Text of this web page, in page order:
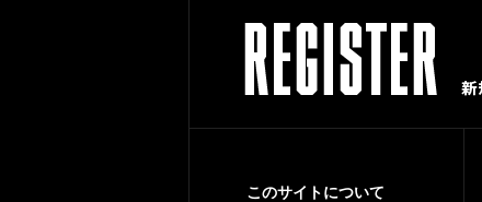
このサイトについて